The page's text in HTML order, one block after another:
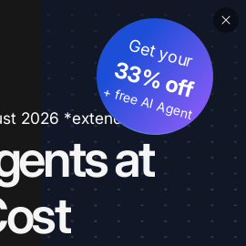
2026 *extended
at
Get your
33% off
+ free AI Agent